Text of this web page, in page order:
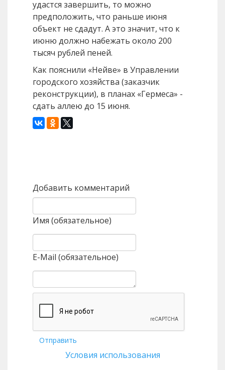
удастся завершить, то можно
предположить, что раньше июня
объект не сдадут. А это значит, что к
июню должно набежать около 200
тысяч рублей пеней.
Как пояснили «Нейве» в Управлении
городского хозяйства (заказчик
реконструкции), в планах «Гермеса» -
сдать аллею до 15 июня.
Добавить комментарий
Имя (обязательное)
E-Mail (обязательное)
Отправить
Условия использования